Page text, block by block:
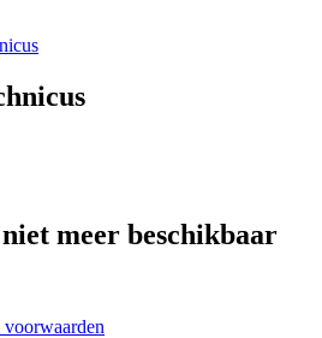
meer beschikbaar